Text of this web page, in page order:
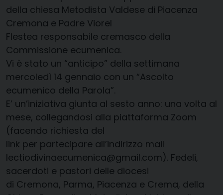
della chiesa Metodista Valdese di Piacenza
Cremona e Padre Viorel
Flestea responsabile cremasco della
Commissione ecumenica.
Vi è stato un “anticipo” della settimana
mercoledì 14 gennaio con un “Ascolto
ecumenico della Parola”.
E’ un’iniziativa giunta al sesto anno: una volta al
mese, collegandosi alla piattaforma Zoom
(facendo richiesta del
link per partecipare all’indirizzo mail
lectiodivinaecumenica@gmail.com). Fedeli,
sacerdoti e pastori delle diocesi
di Cremona, Parma, Piacenza e Crema, della